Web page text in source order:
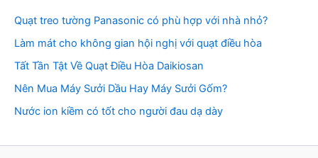
Quạt treo tường Panasonic có phù hợp với nhà nhỏ?
Làm mát cho không gian hội nghị với quạt điều hòa
Tất Tần Tật Về Quạt Điều Hòa Daikiosan
Nên Mua Máy Sưởi Dầu Hay Máy Sưởi Gốm?
Nước ion kiềm có tốt cho người đau dạ dày